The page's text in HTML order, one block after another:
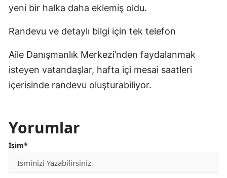
yeni bir halka daha eklemiş oldu.
Randevu ve detaylı bilgi için tek telefon
Aile Danışmanlık Merkezi’nden faydalanmak
isteyen vatandaşlar, hafta içi mesai saatleri
içerisinde randevu oluşturabiliyor.
Yorumlar
İsim*